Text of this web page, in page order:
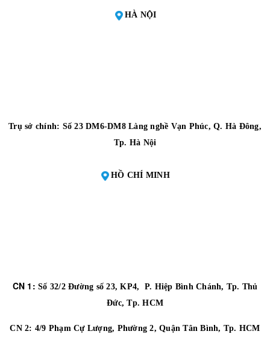
HÀ NỘI
Trụ sở chính: Số 23 DM6-DM8 Làng nghề Vạn Phúc, Q. Hà Đông,
Tp. Hà Nội
HỒ CHÍ MINH
CN 1: Số 32/2 Đường số 23, KP4, P. Hiệp Bình Chánh, Tp. Thủ
Đức, Tp. HCM
CN 2: 4/9 Phạm Cự Lượng, Phường 2, Quận Tân Bình, Tp. HCM